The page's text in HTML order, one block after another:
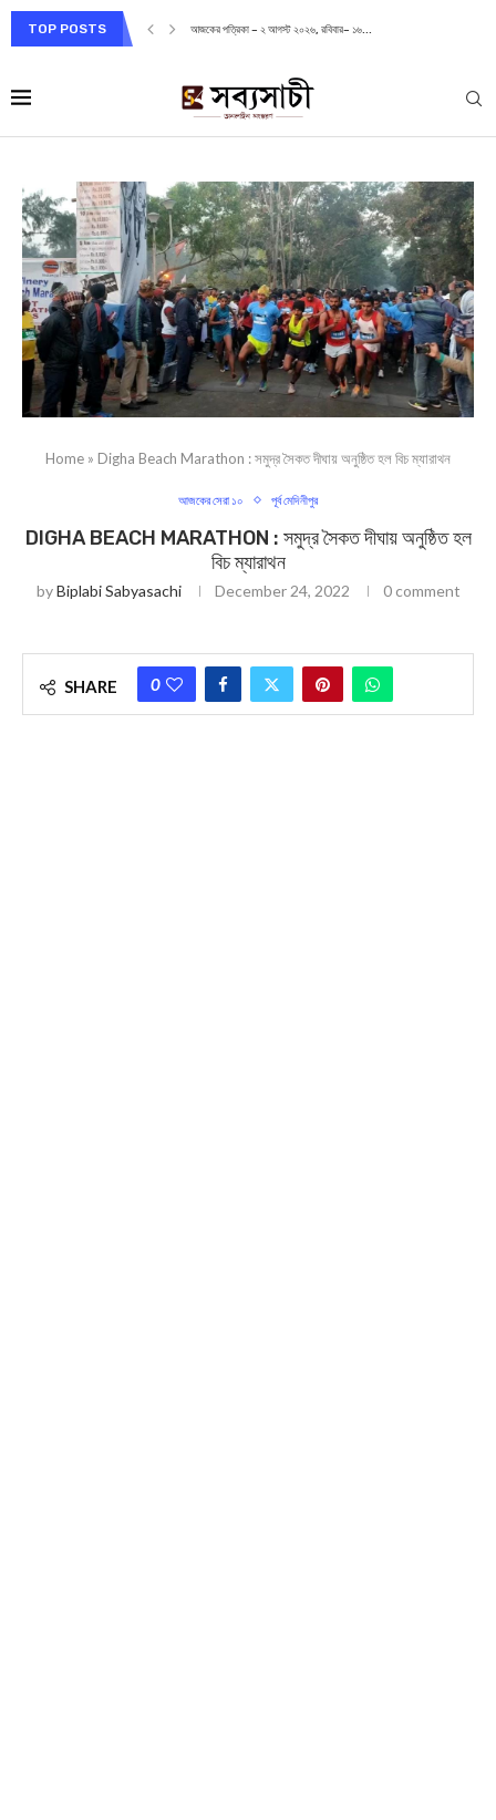
TOP POSTS আজকের পত্রিকা – ২ আগস্ট ২০২৬, রবিবার– ১৬...
Home » Digha Beach Marathon : সমুদ্র সৈকত দীঘায় অনুষ্ঠিত হল বিচ ম্যারাথন
আজকের সেরা ১০ পূর্ব মেদিনীপুর
DIGHA BEACH MARATHON : সমুদ্র সৈকত দীঘায় অনুষ্ঠিত হল
বিচ ম্যারাথন
byBiplabi Sabyasachi December 24, 2022 0 comment
SHARE 0